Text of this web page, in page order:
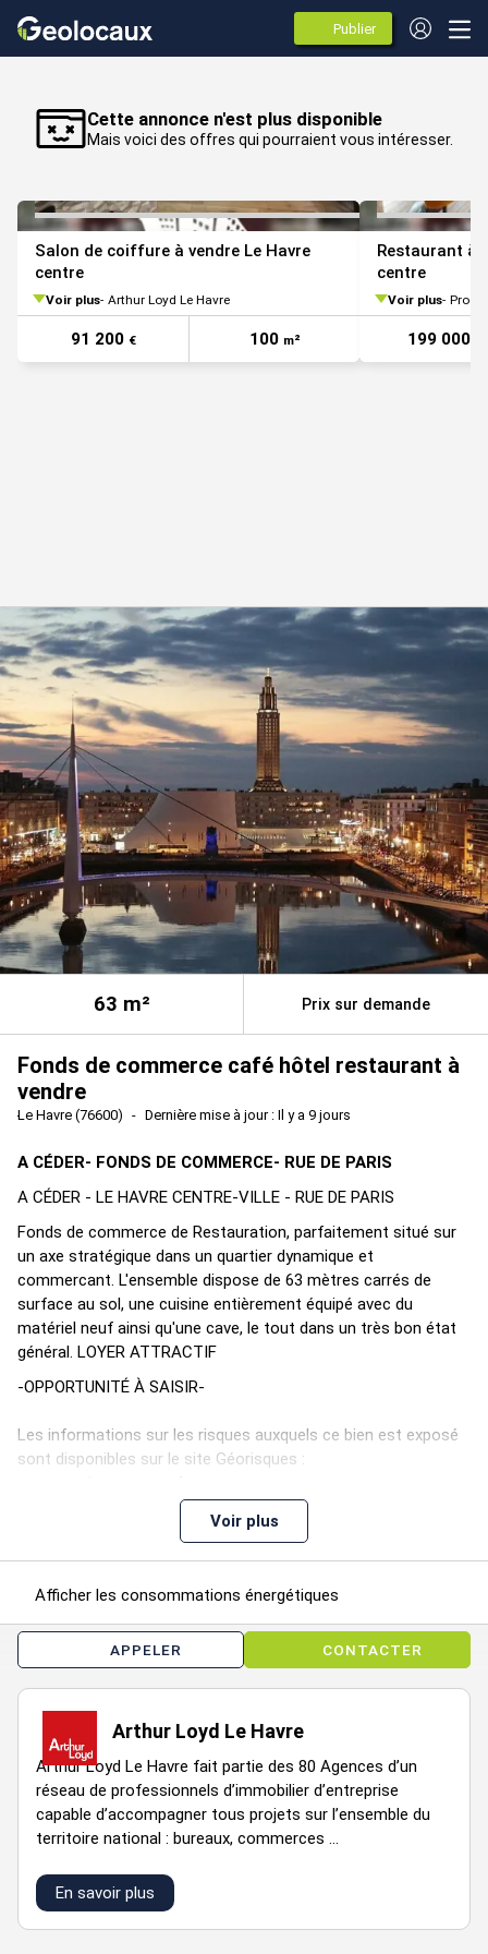
Publier
des
annonces
Cette annonce n'est plus disponible
Mais voici des offres qui pourraient vous intéresser.
VOIR TOUTES LES PHOTOS
Salon de coiffure à vendre Le Havre
centre
Voir plus Arthur Loyd Le Havre
91 200 € 100 m²
Restaurant à
centre
Voir plus
199 000
63 m² Prix sur demande
Fonds de commerce café hôtel restaurant à
vendre
Le Havre (76600) Dernière mise à jour : Il y a 9 jours
A CÉDER- FONDS DE COMMERCE- RUE DE PARIS
A CÉDER - LE HAVRE CENTRE-VILLE - RUE DE PARIS
Fonds de commerce de Restauration, parfaitement situé sur
un axe stratégique dans un quartier dynamique et
commercant. L'ensemble dispose de 63 mètres carrés de
surface au sol, une cuisine entièrement équipé avec du
matériel neuf ainsi qu'une cave, le tout dans un très bon état
général. LOYER ATTRACTIF
-OPPORTUNITÉ À SAISIR-
Les informations sur les risques auxquels ce bien est exposé
sont disponibles sur le site Géorisques :
Cave
Vitrine
Prix de vente : 80500 € F.A.I
Loyer annuel : 12697 € HTHC
Charges annuelles : 1692 €
Montant de la taxe foncière : 1356 €
Voir plus
Afficher les consommations énergétiques
APPELER CONTACTER
Arthur Loyd Le Havre
Arthur Loyd Le Havre fait partie des 80 Agences d’un
réseau de professionnels d’immobilier d’entreprise
capable d’accompagner tous projets sur l’ensemble du
territoire national : bureaux, commerces ...
En savoir plus